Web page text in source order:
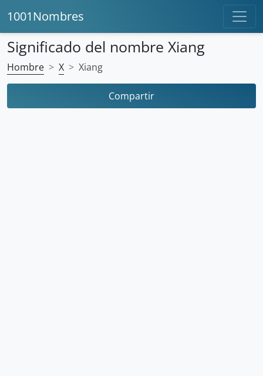
1001Nombres
Significado del nombre Xiang
Hombre X Xiang
Compartir